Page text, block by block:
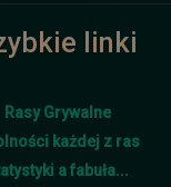
i w tym roku lato
napadało w
linki
Rasy Grywalne
każdej z ras
a fabuła...